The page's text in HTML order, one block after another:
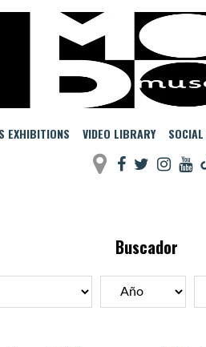
EXHIBITIONS VIDEO LIBRARY SOCIAL
Buscador